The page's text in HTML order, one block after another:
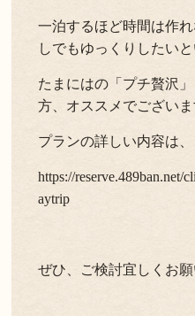
一泊するほど時間は作
しでもゆっくりしたいと
たまにはの「プチ贅沢
方、オススメでございま
プランの詳しい内容は
https://reserve.489ban.net/
aytrip
ぜひ、ご検討宜しくお願